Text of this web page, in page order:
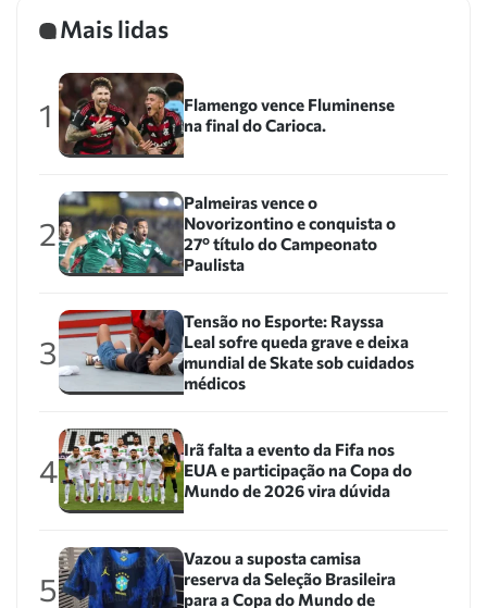
Mais lidas
1
Flamengo vence Fluminense
na final do Carioca.
2
Palmeiras vence o
Novorizontino e conquista o
27º título do Campeonato
Paulista
3
Tensão no Esporte: Rayssa
Leal sofre queda grave e deixa
mundial de Skate sob cuidados
médicos
4
Irã falta a evento da Fifa nos
EUA e participação na Copa do
Mundo de 2026 vira dúvida
5
Vazou a suposta camisa
reserva da Seleção Brasileira
para a Copa do Mundo de